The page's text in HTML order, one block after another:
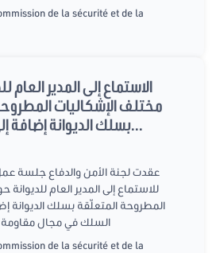
de la sécurité et de la
الاستماع إلى المدير العام
مختلف الإشكاليات
بسلك الديوانة إضافة إلى مساهمة...
للاستماع إلى المدير العام
المطروحة المتعلّقة بسلك الديوانة
السلك في مجال مقاومة
de la sécurité et de la